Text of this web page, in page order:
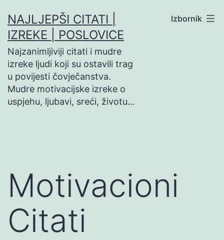
na
sadržaj
NAJLJEPŠI CITATI |
IZREKE | POSLOVICE
Najzanimljiviji citati i mudre
izreke ljudi koji su ostavili trag
u povijesti čovječanstva.
Mudre motivacijske izreke o
uspjehu, ljubavi, sreći, životu…
Izbornik
Motivacioni
Citati